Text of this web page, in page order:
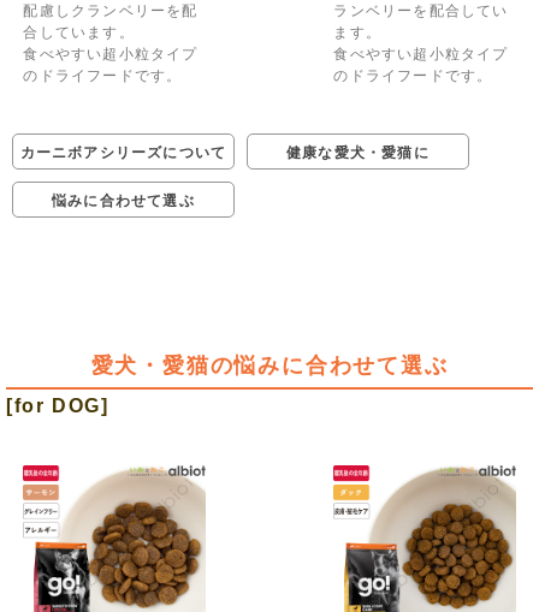
配慮しクランベリーを配
合しています。
食べやすい超小粒タイプ
のドライフードです。
ランベリーを配合してい
ます。
食べやすい超小粒タイプ
のドライフードです。
カーニボアシリーズについて 健康な愛犬・愛猫に
悩みに合わせて選ぶ
愛犬・愛猫の悩みに合わせて選ぶ
[for DOG]